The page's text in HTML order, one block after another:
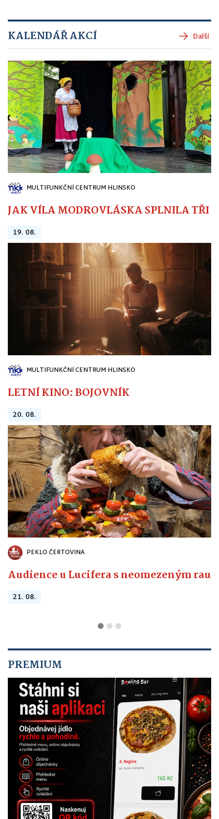
KALENDÁŘ AKCÍ Další
MULTIFUNKČNÍ CENTRUM HLINSKO
JAK VÍLA MODROVLÁSKA SPLNILA
19. 08.
MULTIFUNKČNÍ CENTRUM HLINSKO
LETNÍ KINO: BOJOVNÍK
20. 08.
PEKLO ČERTOVINA
Audience u Lucifera s neomezeným
21. 08.
PREMIUM